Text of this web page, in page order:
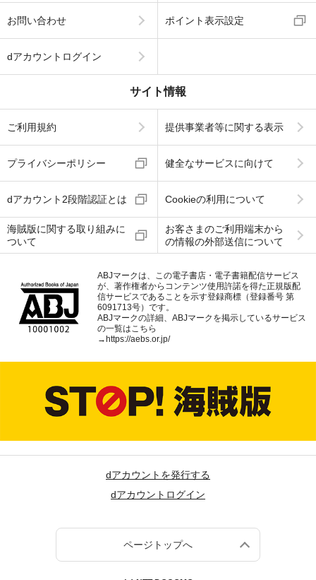
お問い合わせ ポイント表示設定
dアカウントログイン
サイト情報
ご利用規約 提供事業者等に関する表示
プライバシーポリシー 健全なサービスに向けて
dアカウント2段階認証とは Cookieの利用について
海賊版に関する取り組みに
ついて
お客さまのご利用端末から
の情報の外部送信について
ABJマークは、この電子書店・電子書籍配信サービス
が、著作権者からコンテンツ使用許諾を得た正規版配
信サービスであることを示す登録商標（登録番号 第
6091713号）です。
ABJマークの詳細、ABJマークを掲示しているサービス
の一覧はこちら
→ https://aebs.or.jp/
dアカウントを発行する
dアカウントログイン
ページトップへ